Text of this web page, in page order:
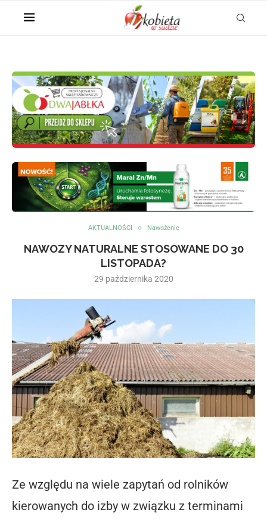
AKTUALNOŚCI Nawożenie
NAWOZY NATURALNE STOSOWANE DO 30
LISTOPADA?
29 października 2020
Ze względu na wiele zapytań od rolników
kierowanych do izby w związku z terminami